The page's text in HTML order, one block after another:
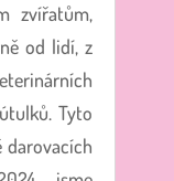
zvířatům,
od lidí, z
Tyto
darovacích